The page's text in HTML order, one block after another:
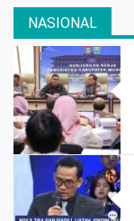
NASIONAL